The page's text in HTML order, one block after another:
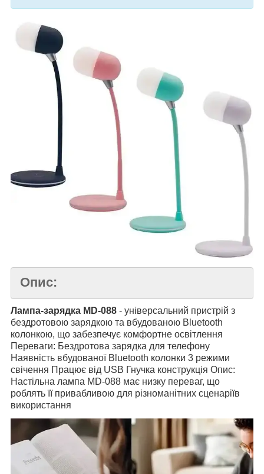
Опис:
Лампа-зарядка MD-088 - універсальний пристрій з
бездротовою зарядкою та вбудованою Bluetooth
колонкою, що забезпечує комфортне освітлення
Переваги: Бездротова зарядка для телефону
Наявність вбудованої Bluetooth колонки 3 режими
свічення Працює від USB Гнучка конструкція Опис:
Настільна лампа MD-088 має низку переваг, що
роблять її привабливою для різноманітних сценаріїв
використання